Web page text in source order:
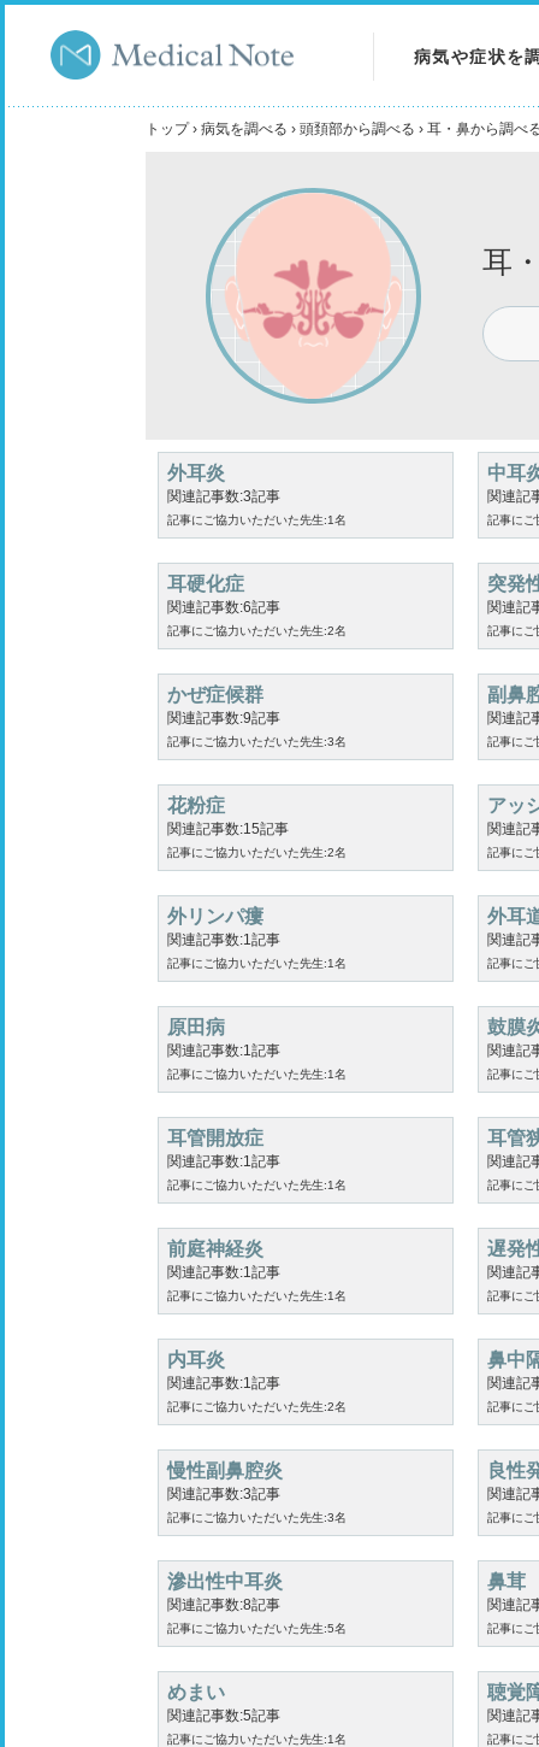
病気や症状を
検査を調べる
トップ› 病気を調べる › 頭頚部から調べる › 耳・鼻から調べ
耳
外耳炎
関連記事数:3記事
記事にご協力いただいた先生:1名
中耳
関連記
記事にご
耳硬化症
関連記事数:6記事
記事にご協力いただいた先生:2名
突発
関連記
記事にご
かぜ症候群
関連記事数:9記事
記事にご協力いただいた先生:3名
副鼻
関連記
記事にご
花粉症
関連記事数:15記事
記事にご協力いただいた先生:2名
アッ
関連記
記事にご
外リンパ瘻
関連記事数:1記事
記事にご協力いただいた先生:1名
外耳
関連記
記事にご
原田病
関連記事数:1記事
記事にご協力いただいた先生:1名
鼓膜
関連記
記事にご
耳管開放症
関連記事数:1記事
記事にご協力いただいた先生:1名
耳管
関連記
記事にご
前庭神経炎
関連記事数:1記事
記事にご協力いただいた先生:1名
遅発
関連記
記事にご
内耳炎
関連記事数:1記事
記事にご協力いただいた先生:2名
鼻中
関連記
記事にご
慢性副鼻腔炎
関連記事数:3記事
記事にご協力いただいた先生:3名
良性
関連記
記事にご
滲出性中耳炎
関連記事数:8記事
記事にご協力いただいた先生:5名
鼻茸
関連記
記事にご
めまい
関連記事数:5記事
記事にご協力いただいた先生:1名
聴覚
関連記
記事にご